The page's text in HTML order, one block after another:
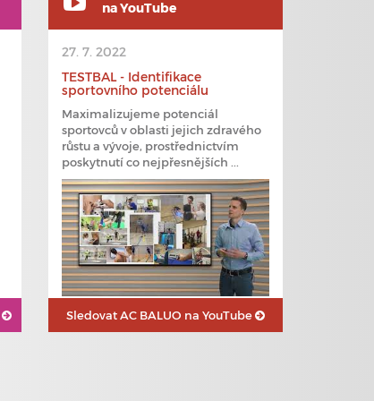
na YouTube
27. 7. 2022
TESTBAL - Identifikace
sportovního potenciálu
Maximalizujeme potenciál
sportovců v oblasti jejich zdravého
růstu a vývoje, prostřednictvím
poskytnutí co nejpřesnějších ...
SledovatAC BALUO na YouTube